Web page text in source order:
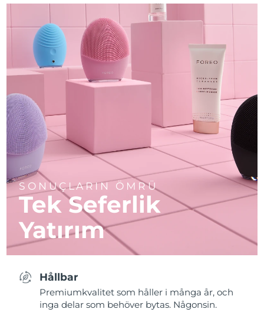
SONUÇLARIN ÖMRÜ
Tek Seferlik
Yatırım
Hållbar
Premiumkvalitet som håller i många år, och
inga delar som behöver bytas. Någonsin.